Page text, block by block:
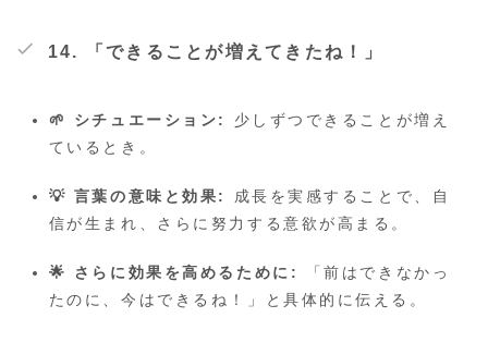
14. 「できることが増えてきたね！」
🌱 シチュエーション:
少しずつできることが増え
ているとき。
💡 言葉の意味と効果:
成長を実感することで、自
信が生まれ、さらに努力する意欲が高まる。
🌟 さらに効果を高めるために:
「前はできなかっ
たのに、今はできるね！」と具体的に伝える。